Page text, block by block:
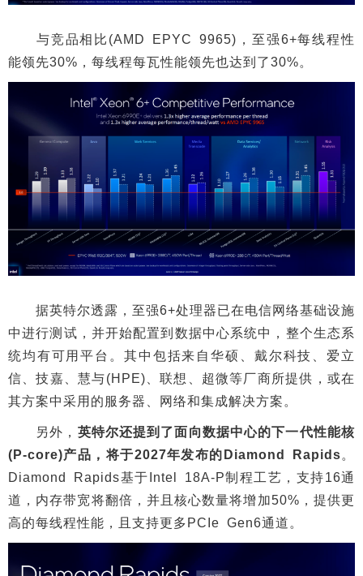
与竞品相比(AMD EPYC 9965)，至强6+每线程性
能领先30%，每线程每瓦性能领先也达到了30%。
据英特尔透露，至强6+处理器已在电信网络基础设施
中进行测试，并开始配置到数据中心系统中，整个生态系
统均有可用平台。其中包括来自华硕、戴尔科技、爱立
信、技嘉、慧与(HPE)、联想、超微等厂商所提供，或在
其方案中采用的服务器、网络和集成解决方案。
另外， 英特尔还提到了面向数据中心的下一代性能核
(P-core)产品，将于2027年发布的Diamond Rapids。
Diamond Rapids基于Intel 18A-P制程工艺，支持16通
道，内存带宽将翻倍，并且核心数量将增加50%，提供更
高的每线程性能，且支持更多PCIe Gen6通道。